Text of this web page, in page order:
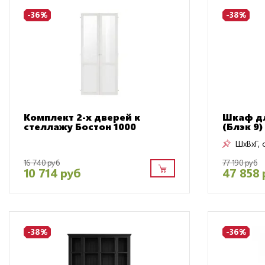
-36%
Комплект 2-х дверей к
стеллажу Бостон 1000
16 740 руб
10 714 руб
-38%
Шкаф
(Блэк 9)
ШxВxГ,
77 190 руб
47 858
-38% -36%